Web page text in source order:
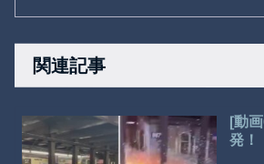
関連記事
[動
発！